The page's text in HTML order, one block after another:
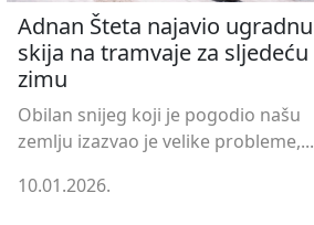
Adnan Šteta najavio ugradnu
skija na tramvaje za sljedeću
zimu
Obilan snijeg koji je pogodio našu
zemlju izazvao je velike probleme,...
10.01.2026.